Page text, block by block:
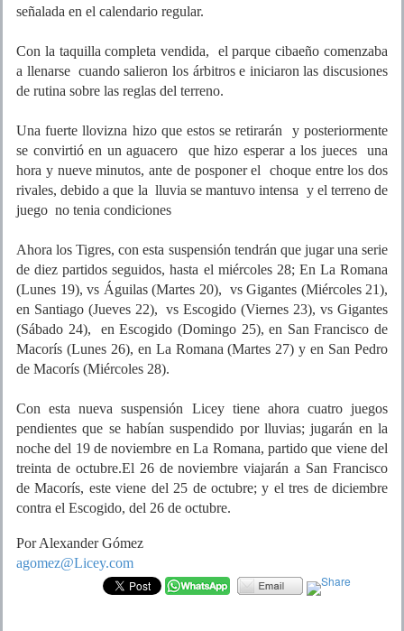
señalada en el calendario regular.
Con la taquilla completa vendida, el parque cibaeño comenzaba
a llenarse cuando salieron los árbitros e iniciaron las discusiones
de rutina sobre las reglas del terreno.
Una fuerte llovizna hizo que estos se retirarán y posteriormente
se convirtió en un aguacero que hizo esperar a los jueces una
hora y nueve minutos, ante de posponer el choque entre los dos
rivales, debido a que la lluvia se mantuvo intensa y el terreno de
juego no tenia condiciones
Ahora los Tigres, con esta suspensión tendrán que jugar una serie
de diez partidos seguidos, hasta el miércoles 28; En La Romana
(Lunes 19), vs Águilas (Martes 20), vs Gigantes (Miércoles 21),
en Santiago (Jueves 22), vs Escogido (Viernes 23), vs Gigantes
(Sábado 24), en Escogido (Domingo 25), en San Francisco de
Macorís (Lunes 26), en La Romana (Martes 27) y en San Pedro
de Macorís (Miércoles 28).
Con esta nueva suspensión Licey tiene ahora cuatro juegos
pendientes que se habían suspendido por lluvias; jugarán en la
noche del 19 de noviembre en La Romana, partido que viene del
treinta de octubre.El 26 de noviembre viajarán a San Francisco
de Macorís, este viene del 25 de octubre; y el tres de diciembre
contra el Escogido, del 26 de octubre.
Por Alexander Gómez
agomez@Licey.com